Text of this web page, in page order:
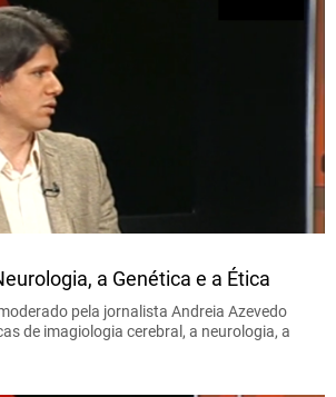
a Genética e a Ética
pela jornalista Andreia Azevedo
de imagiologia cerebral, a neurologia, a